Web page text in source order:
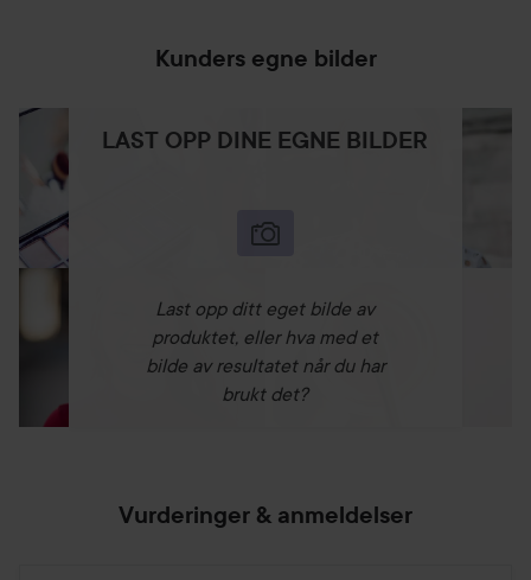
Kunders egne bilder
LAST OPP DINE EGNE BILDER
Last opp ditt eget bilde av
produktet, eller hva med et
bilde av resultatet når du har
brukt det?
Vurderinger & anmeldelser